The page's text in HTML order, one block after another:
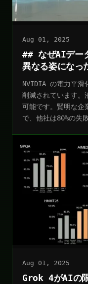
Aug 01, 2025
## なぜAIデー
異なる姿になっ
NVIDIA の電力平滑
削減されています。
可能です。賢明な企
で、他社は80%の失
Aug 01, 2025
Grok 4がAIの